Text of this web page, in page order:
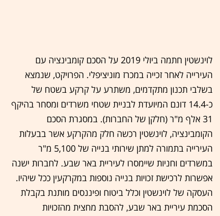
לוינשטין חתמה ביולי 2019 על הסכם קומבינציה עם
העירייה לאחר זכייה במכרז מוניציפלי. הפרויקט, שנמצא
בשלבי תכנון מתקדמים, משתרע על קרקע בשטח של
כ-14.4 דונם המיועדת לבניית שטחי משרדים ומסחר בהיקף
31 אלף מ"ר (חלקן של החברות). במסגרת הסכם
הקומבינציה, לוינשטין רכשה חלק מהקרקע אשר בבעלות
העירייה בתמורה למתן שירותי בנייה של 5,100 מ"ר
במשרדים וחניות שיימסרו לעיריית באר שבע. לחברות ישנה
אפשרות לרכישת זכויות בנייה נוספות במקרקעין ככל שיהיו.
העסקה של לוינשטין וכלל ביטוח ופיננסים מותנת בקבלת
הסכמת עיריית באר שבע, להסבת מחצית מהזכויות